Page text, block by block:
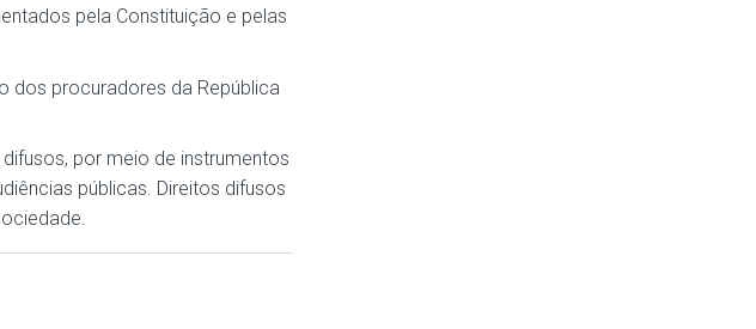
pela Constituição e pelas
dos procuradores da República
por meio de instrumentos
públicas. Direitos difusos